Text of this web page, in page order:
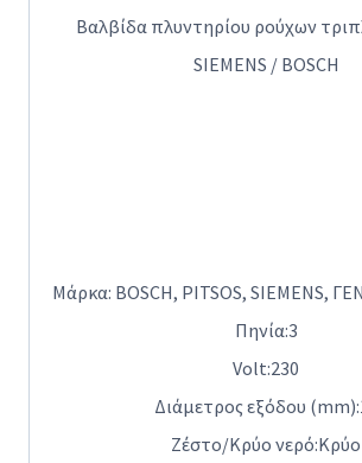
Βαλβίδα πλυντηρίου ρούχων
SIEMENS / BOSCH
Μάρκα: BOSCH, PITSOS, SIEMENS,
Πηνία:3
Volt:230
Διάμετρος εξόδου (mm):
Ζέστο/Κρύο νερό:Κρύο